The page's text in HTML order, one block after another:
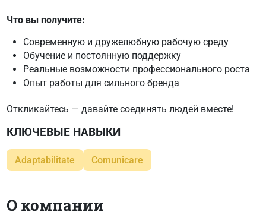
Что вы получите:
Современную и дружелюбную рабочую среду
Обучение и постоянную поддержку
Реальные возможности профессионального роста
Опыт работы для сильного бренда
Откликайтесь — давайте соединять людей вместе!
КЛЮЧЕВЫЕ НАВЫКИ
Adaptabilitate Comunicare
О компании